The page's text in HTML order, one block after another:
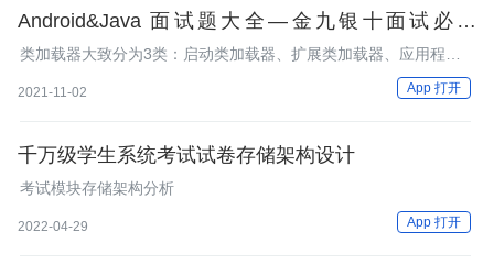
Android&Java 面试题大全—金九银十面试必备
【上，大厂 Android 面试真题精选
类加载器大致分为3类：启动类加载器、扩展类加载器、应用程序
类加载器。1.启动类加载器主要加载 jre/lib下的jar文件。2.扩展类
加载器主要加载 jre/lib/ext 下的jar文件。3.应用程序类加载器主要
2021-11-02 App 打开
千万级学生系统考试试卷存储架构设计
考试模块存储架构分析
2022-04-29 App 打开